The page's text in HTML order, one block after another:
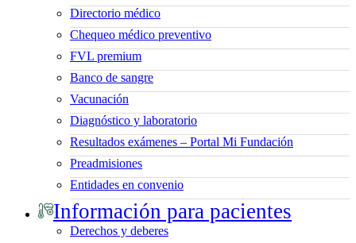
Directorio médico
Chequeo médico preventivo
FVL premium
Banco de sangre
Vacunación
Diagnóstico y laboratorio
Resultados exámenes – Portal Mi Fundación
Preadmisiones
Entidades en convenio
Información para pacientes
Derechos y deberes